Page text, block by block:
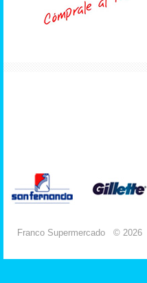
Franco Supermercado © 2026